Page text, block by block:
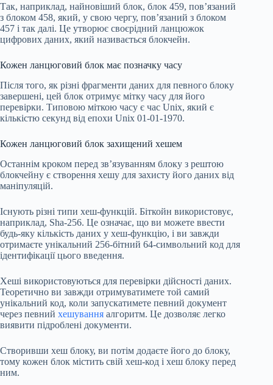
Так, наприклад, найновіший блок, блок 459, пов’язаний
з блоком 458, який, у свою чергу, пов’язаний з блоком
457 і так далі. Це утворює своєрідний ланцюжок
цифрових даних, який називається блокчейн.
Кожен ланцюговий блок має позначку часу
Після того, як різні фрагменти даних для певного блоку
завершені, цей блок отримує мітку часу для його
перевірки. Типовою міткою часу є час Unix, який є
кількістю секунд від епохи Unix 01-01-1970.
Кожен ланцюговий блок захищений хешем
Останнім кроком перед зв’язуванням блоку з рештою
блокчейну є створення хешу для захисту його даних від
маніпуляцій.
Існують різні типи хеш-функцій. Біткойн використовує,
наприклад, Sha-256. Це означає, що ви можете ввести
будь-яку кількість даних у хеш-функцію, і ви завжди
отримаєте унікальний 256-бітний 64-символьний код для
ідентифікації цього введення.
Хеші використовуються для перевірки дійсності даних.
Теоретично ви завжди отримуватимете той самий
унікальний код, коли запускатимете певний документ
через певний хешування алгоритм. Це дозволяє легко
виявити підроблені документи.
Створивши хеш блоку, ви потім додаєте його до блоку,
тому кожен блок містить свій хеш-код і хеш блоку перед
ним.